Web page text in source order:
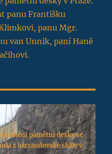
panu Františku
panu Mgr.
van Unnik, paní Haně
pamětní desky se
z barrandovské skály v